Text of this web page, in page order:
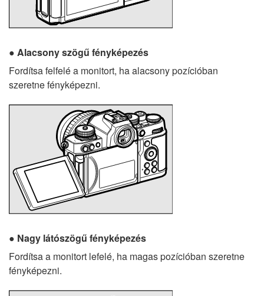
Alacsony szögű fényképezés
Fordítsa felfelé a monitort, ha alacsony pozícióban
szeretne fényképezni.
Nagy látószögű fényképezés
Fordítsa a monitort lefelé, ha magas pozícióban szeretne
fényképezni.